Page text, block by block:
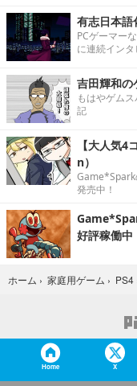
有志日本語
PCゲーマー
に連続インタ
吉田輝和の
もはやゲム
記
【大人気
n）
Game*Spark
発売中！
好評稼働中
ホーム › 家庭用ゲーム › PS4
Home X